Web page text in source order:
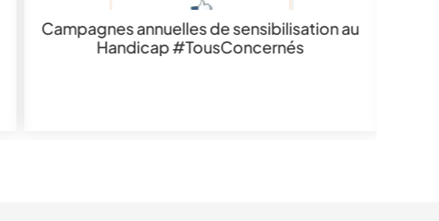
Campagnes annuelles de sensibilisation au
Handicap #TousConcernés